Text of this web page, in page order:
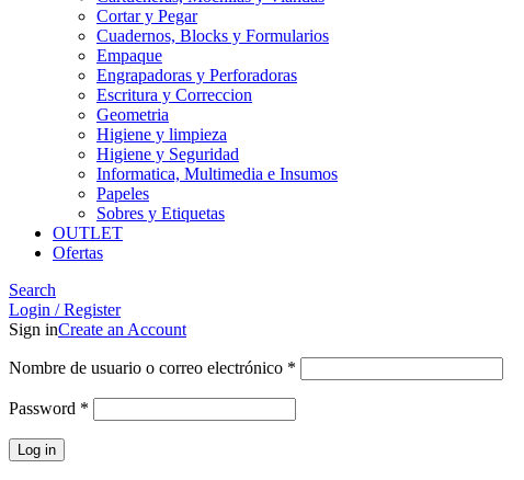
Cortar y Pegar
Cuadernos, Blocks y Formularios
Empaque
Engrapadoras y Perforadoras
Escritura y Correccion
Geometria
Higiene y limpieza
Higiene y Seguridad
Informatica, Multimedia e Insumos
Papeles
Sobres y Etiquetas
OUTLET
Ofertas
Search
Login / Register
Sign inCreate an Account
Nombre de usuario o correo electrónico *
Password *
Log in